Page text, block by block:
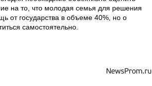
на то, что молодая семья для решения
от государства в объеме 40%, но о
самостоятельно.
NewsProm.ru